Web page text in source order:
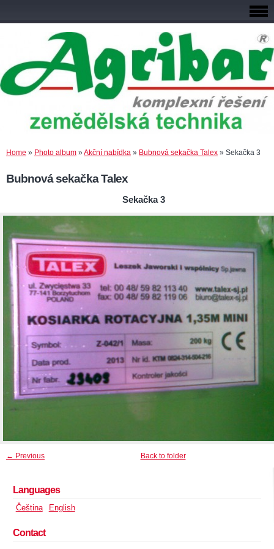
Home » Photo album »Akční nabídka » Bubnová sekačka Talex » Sekačka 3
Bubnová sekačka Talex
Sekačka 3
← Previous Back to folder
Languages
Čeština English
Contact